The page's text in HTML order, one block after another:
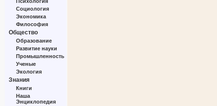
Социология
Экономика
Философия
Общество
Образование
Развитие науки
Промышленность
Ученые
Экология
Знания
Книги
Наша
Энциклопедия